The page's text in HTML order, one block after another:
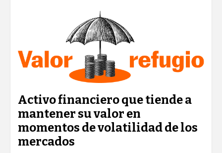
Activo financiero que tiende a
mantener su valor en
momentos de volatilidad de los
mercados